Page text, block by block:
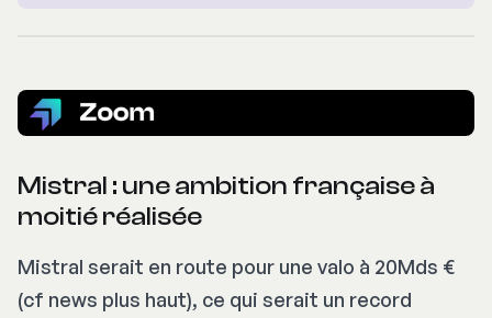
Mistral : une ambition française à
moitié réalisée
Mistral serait en route pour une valo à 20Mds €
(cf news plus haut), ce qui serait un record